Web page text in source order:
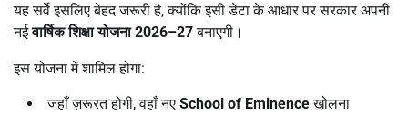
यह सर्वे इसलिए बेहद जरूरी है, क्योंकि इसी डेटा के आधार पर सरकार अपनी
नईवार्षिक शिक्षा योजना2026–27बनाएगी।
इस योजना में शामिल होगा:
जहाँ ज़रूरत होगी, वहाँ नए School of Eminenceखोलना